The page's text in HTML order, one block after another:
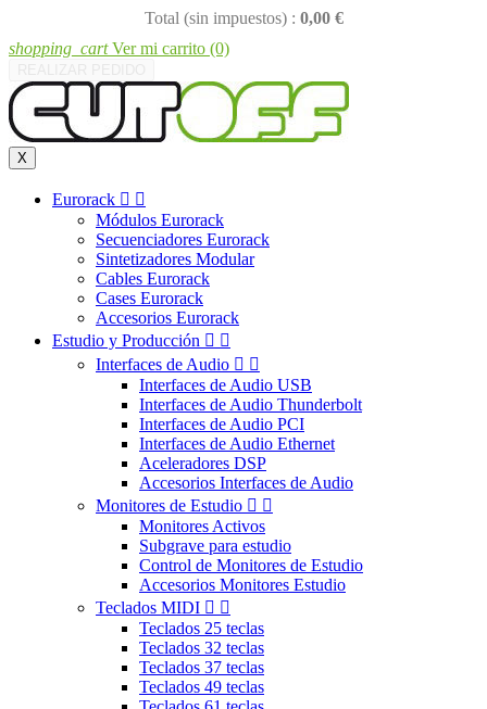
Total (sin impuestos) : 0,00 €
shopping_cart Ver mi carrito (0)
X
Eurorack  
Módulos Eurorack
Secuenciadores Eurorack
Sintetizadores Modular
Cables Eurorack
Cases Eurorack
Accesorios Eurorack
Estudio y Producción  
Interfaces de Audio  
Interfaces de Audio USB
Interfaces de Audio Thunderbolt
Interfaces de Audio PCI
Interfaces de Audio Ethernet
Aceleradores DSP
Accesorios Interfaces de Audio
Monitores de Estudio  
Monitores Activos
Subgrave para estudio
Control de Monitores de Estudio
Accesorios Monitores Estudio
Teclados MIDI  
Teclados 25 teclas
Teclados 32 teclas
Teclados 37 teclas
Teclados 49 teclas